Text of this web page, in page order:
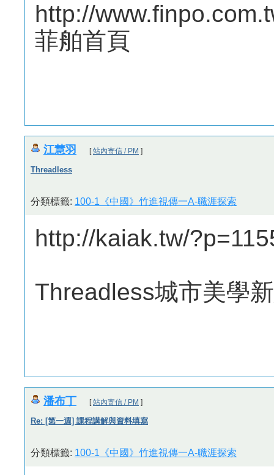
http://
菲舶首頁
江慧羽 [站內寄信 / PM ]
Threadless
分類標籤: 100-1《中國》竹進視傳一A-職涯探索
http://kaiak.tw/
Threadless城市美學
潘布丁 [站內寄信 / PM ]
Re: [第一週] 課程講解與資料填寫
分類標籤: 100-1《中國》竹進視傳一A-職涯探索